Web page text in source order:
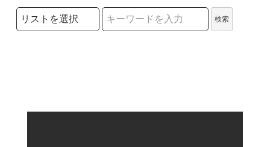
検索リストの選択
検索